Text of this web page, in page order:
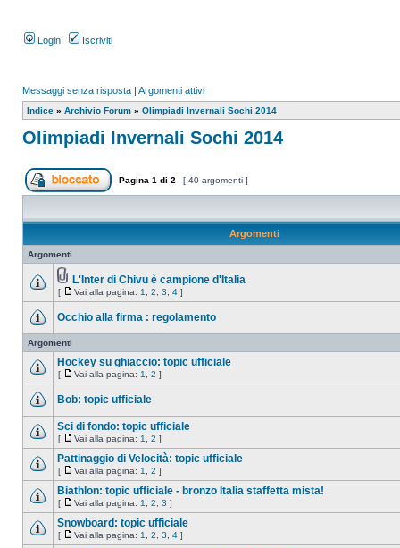
Login Iscriviti
Messaggi senza risposta | Argomenti attivi
Indice » Archivio Forum » Olimpiadi Invernali Sochi 2014
Olimpiadi Invernali Sochi 2014
Pagina 1 di 2 [ 40 argomenti ]
Argomenti
Argomenti
L'Inter di Chivu è campione d'Italia
[ Vai alla pagina: 1 2 3 4 ]
Occhio alla firma : regolamento
Argomenti
Hockey su ghiaccio: topic ufficiale
[ Vai alla pagina: 1 2 ]
Bob: topic ufficiale
Sci di fondo: topic ufficiale
[ Vai alla pagina: 1 2 ]
Pattinaggio di Velocità: topic ufficiale
[ Vai alla pagina: 1 2 ]
Biathlon: topic ufficiale - bronzo Italia staffetta mista!
[ Vai alla pagina: 1 2 3 ]
Snowboard: topic ufficiale
[ Vai alla pagina: 1 2 3 4 ]